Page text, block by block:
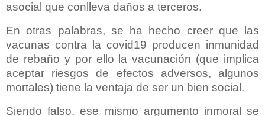
asocial que conlleva daños a terceros.
En otras palabras, se ha hecho creer que las
vacunas contra la covid19 producen inmunidad
de rebaño y por ello la vacunación (que implica
aceptar riesgos de efectos adversos, algunos
mortales) tiene la ventaja de ser un bien social.
Siendo falso, ese mismo argumento inmoral se